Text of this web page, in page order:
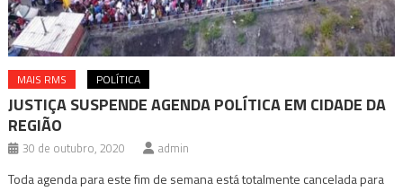
MAIS RMS POLÍTICA
JUSTIÇA SUSPENDE AGENDA POLÍTICA EM CIDADE DA
REGIÃO
30 de outubro, 2020 admin
Toda agenda para este fim de semana está totalmente cancelada para